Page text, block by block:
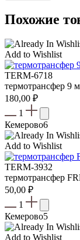
Похожие
Add to Wishlist
TERM-6718
термотрансфер 9
180,00 ₽
1
Кемерово6
Add to Wishlist
TERM-3932
термотрансфер
50,00 ₽
1
Кемерово5
Add to Wishlist